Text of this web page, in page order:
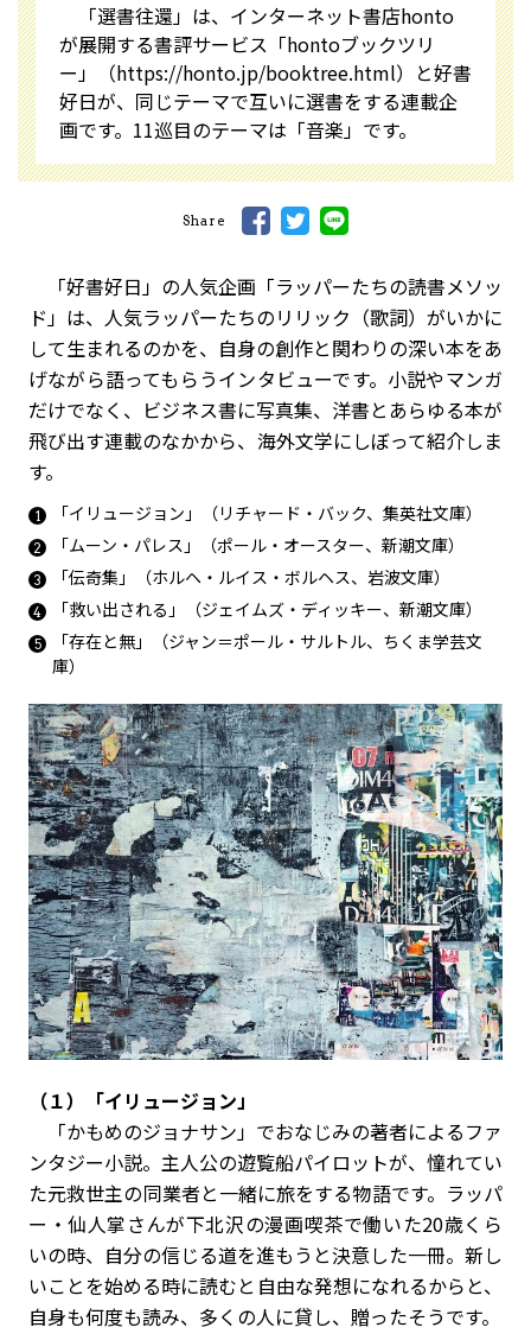
「選書往還」は、インターネット書店honto
が展開する書評サービス「hontoブックツリ
ー」
（https://honto.jp/booktree.html） と好書
好日が、同じテーマで互いに選書をする連載企
画です。11巡目のテーマは「音楽」です。
Share
「好書好日」の人気企画「ラッパーたちの読書メソッ
ド」は、人気ラッパーたちのリリック（歌詞）がいかに
して生まれるのかを、自身の創作と関わりの深い本をあ
げながら語ってもらうインタビューです。小説やマンガ
だけでなく、ビジネス書に写真集、洋書とあらゆる本が
飛び出す連載のなかから、海外文学にしぼって紹介しま
す。
「イリュージョン」（リチャード・バック、集英社文庫）
「ムーン・パレス」（ポール・オースター、新潮文庫）
「伝奇集」（ホルヘ・ルイス・ボルヘス、岩波文庫）
「救い出される」（ジェイムズ・ディッキー、新潮文庫）
「存在と無」（ジャン＝ポール・サルトル、ちくま学芸文
庫）
（１）「イリュージョン」
「かもめのジョナサン」でおなじみの著者によるファ
ンタジー小説。主人公の遊覧船パイロットが、憧れてい
た元救世主の同業者と一緒に旅をする物語です。ラッパ
ー・仙人掌さんが下北沢の漫画喫茶で働いた20歳くら
いの時、自分の信じる道を進もうと決意した一冊。新し
いことを始める時に読むと自由な発想になれるからと、
自身も何度も読み、多くの人に貸し、贈ったそうです。